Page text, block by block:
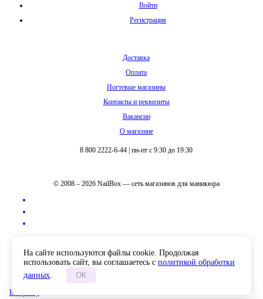
В корзину
Войти
Регистрация
Доставка
Оплата
Ногтевые магазины
Контакты и реквизиты
Вакансии
О магазине
8 800 2222-6-44 пн-пт с 9:30 до 19:30
© 2008 – 2026 NailBox — сеть магазинов для маникюра
На сайте используются файлы cookie. Продолжая
использовать сайт, вы соглашаетесь с политикой обработки
данных. ОК